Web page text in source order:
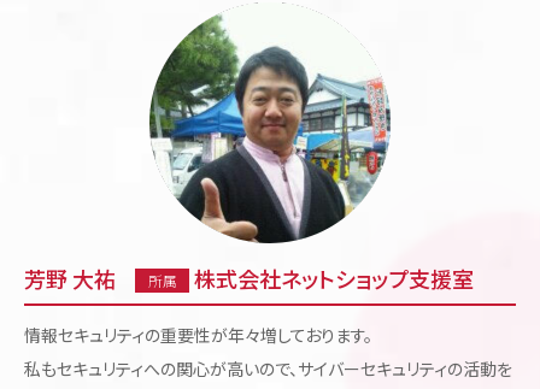
芳野 大祐 所属 株式会社ネットショップ支援室
情報セキュリティの重要性が年々増しております。
私もセキュリティへの関心が高いので、サイバーセキュリティの活動を